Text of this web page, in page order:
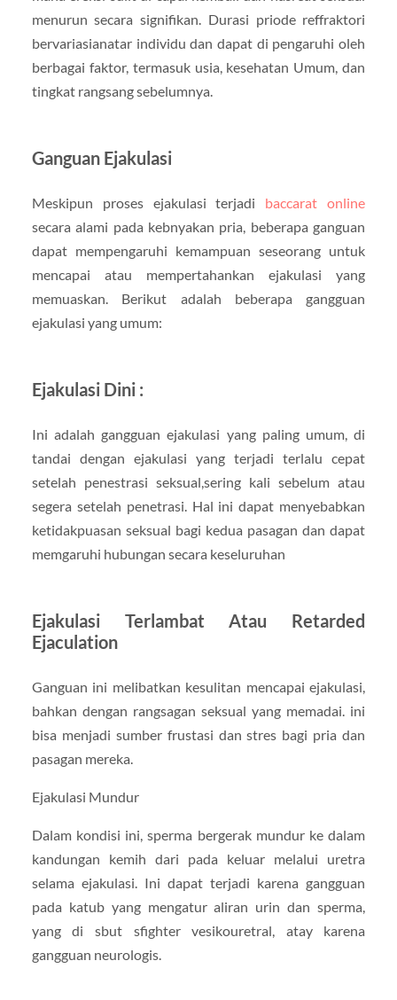
menurun secara signifikan. Durasi priode reffraktori
bervariasianatar individu dan dapat di pengaruhi oleh
berbagai faktor, termasuk usia, kesehatan Umum, dan
tingkat rangsang sebelumnya.
Ganguan Ejakulasi
Meskipun proses ejakulasi terjadi baccarat online
secara alami pada kebnyakan pria, beberapa ganguan
dapat mempengaruhi kemampuan seseorang untuk
mencapai atau mempertahankan ejakulasi yang
memuaskan. Berikut adalah beberapa gangguan
ejakulasi yang umum:
Ejakulasi Dini :
Ini adalah gangguan ejakulasi yang paling umum, di
tandai dengan ejakulasi yang terjadi terlalu cepat
setelah penestrasi seksual,sering kali sebelum atau
segera setelah penetrasi. Hal ini dapat menyebabkan
ketidakpuasan seksual bagi kedua pasagan dan dapat
memgaruhi hubungan secara keseluruhan
Ejakulasi Terlambat Atau Retarded
Ejaculation
Ganguan ini melibatkan kesulitan mencapai ejakulasi,
bahkan dengan rangsagan seksual yang memadai. ini
bisa menjadi sumber frustasi dan stres bagi pria dan
pasagan mereka.
Ejakulasi Mundur
Dalam kondisi ini, sperma bergerak mundur ke dalam
kandungan kemih dari pada keluar melalui uretra
selama ejakulasi. Ini dapat terjadi karena gangguan
pada katub yang mengatur aliran urin dan sperma,
yang di sbut sfighter vesikouretral, atay karena
gangguan neurologis.